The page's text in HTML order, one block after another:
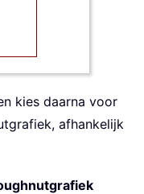
kies daarna voor
afhankelijk